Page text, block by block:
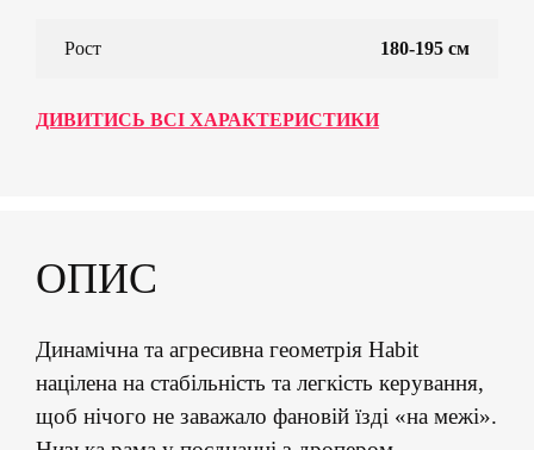
Рост 180-195 см
ДИВИТИСЬ ВСІ ХАРАКТЕРИСТИКИ
ОПИС
Динамічна та агресивна геометрія Habit
націлена на стабільність та легкість керування,
щоб нічого не заважало фановій їзді «на межі».